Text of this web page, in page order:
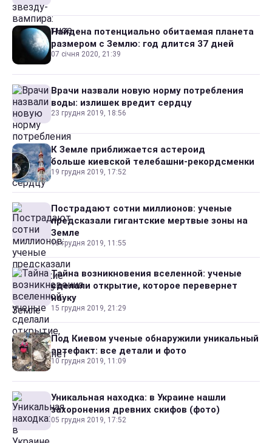
Найдена потенциально обитаемая планета
размером с Землю: год длится 37 дней
07 січня 2020, 21:39
Врачи назвали новую норму потребления
воды: излишек вредит сердцу
23 грудня 2019, 18:56
К Земле приближается астероид
больше киевской телебашни-рекордсменки
19 грудня 2019, 17:52
Пострадают сотни миллионов: ученые
предсказали гигантские мертвые зоны на
Земле
16 грудня 2019, 11:55
Тайна возникновения вселенной: ученые
сделали открытие, которое перевернет
науку
15 грудня 2019, 21:29
Под Киевом ученые обнаружили уникальный
артефакт: все детали и фото
10 грудня 2019, 11:09
Уникальная находка: в Украине нашли
захоронения древних скифов (фото)
05 грудня 2019, 17:52